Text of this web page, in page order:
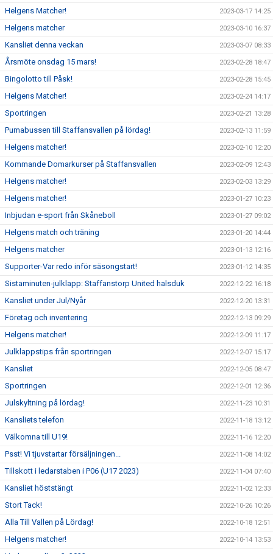
Helgens Matcher! 2023-03-17 14:25
Helgens matcher 2023-03-10 16:37
Kansliet denna veckan 2023-03-07 08:33
Årsmöte onsdag 15 mars! 2023-02-28 18:47
Bingolotto till Påsk! 2023-02-28 15:45
Helgens Matcher! 2023-02-24 14:17
Sportringen 2023-02-21 13:28
Pumabussen till Staffansvallen på lördag! 2023-02-13 11:59
Helgens matcher! 2023-02-10 12:20
Kommande Domarkurser på Staffansvallen 2023-02-09 12:43
Helgens matcher! 2023-02-03 13:29
Helgens matcher! 2023-01-27 10:23
Inbjudan e-sport från Skåneboll 2023-01-27 09:02
Helgens match och träning 2023-01-20 14:44
Helgens matcher 2023-01-13 12:16
Supporter-Var redo inför säsongstart! 2023-01-12 14:35
Sistaminuten-julklapp: Staffanstorp United halsduk 2022-12-22 16:18
Kansliet under Jul/Nyår 2022-12-20 13:31
Företag och inventering 2022-12-13 09:29
Helgens matcher! 2022-12-09 11:17
Julklappstips från sportringen 2022-12-07 15:17
Kansliet 2022-12-05 08:47
Sportringen 2022-12-01 12:36
Julskyltning på lördag! 2022-11-23 10:31
Kansliets telefon 2022-11-18 13:12
Välkomna till U19! 2022-11-16 12:20
Psst! Vi tjuvstartar försäljningen... 2022-11-08 14:02
Tillskott i ledarstaben i P06 (U17 2023) 2022-11-04 07:40
Kansliet höststängt 2022-11-02 12:33
Stort Tack! 2022-10-26 10:26
Alla Till Vallen på Lördag! 2022-10-18 12:51
Helgens matcher! 2022-10-14 13:53